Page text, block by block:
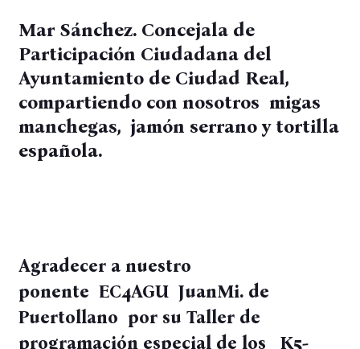
Mar Sánchez. Concejala de
Participación Ciudadana del
Ayuntamiento de Ciudad Real,
compartiendo con nosotros migas
manchegas, jamón serrano y tortilla
española.
Agradecer a nuestro
ponente EC4AGU JuanMi. de
Puertollano por su Taller de
programación especial de los K5-